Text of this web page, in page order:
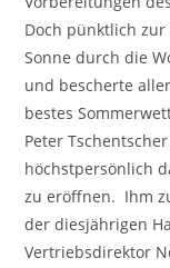
Doch pünktlich
Sonne durch die
und bescherte
bestes
Peter
höchstpersönlich
zu eröffnen. Ihm
der diesjährigen
Vertriebsdirektor